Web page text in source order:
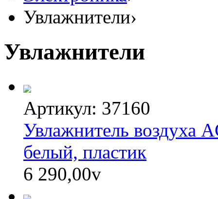
Увлажнители›
Увлажнители
Артикул: 37160
Увлажнитель воздуха
белый, пластик
6 290,00v